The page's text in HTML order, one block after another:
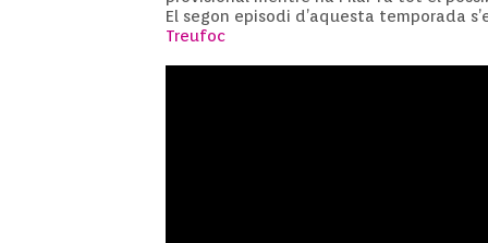
El segon episodi d’aquesta temporada
Treufoc